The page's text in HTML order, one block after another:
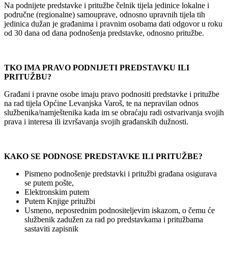
Na podnijete predstavke i pritužbe čelnik tijela jedinice lokalne i
područne (regionalne) samouprave, odnosno upravnih tijela tih
jedinica dužan je građanima i pravnim osobama dati odgovor u roku
od 30 dana od dana podnošenja predstavke, odnosno pritužbe.
TKO IMA PRAVO PODNIJETI PREDSTAVKU ILI
PRITUŽBU?
Građani i pravne osobe imaju pravo podnositi predstavke i pritužbe
na rad tijela Općine Levanjska Varoš, te na nepravilan odnos
službenika/namještenika kada im se obraćaju radi ostvarivanja svojih
prava i interesa ili izvršavanja svojih građanskih dužnosti.
KAKO SE PODNOSE PREDSTAVKE ILI PRITUŽBE?
Pismeno podnošenje predstavki i pritužbi građana osigurava
se putem pošte,
Elektronskim putem
Putem Knjige pritužbi
Usmeno, neposrednim podnositeljevim iskazom, o čemu će
službenik zadužen za rad po predstavkama i pritužbama
sastaviti zapisnik